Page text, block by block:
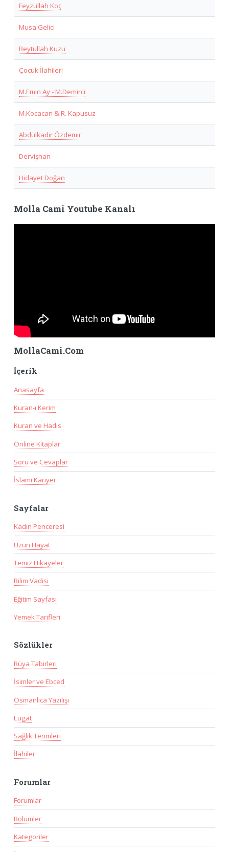
Feyzullah Koç
Musa Gelici
Beytullah Kuzu
Çocuk İlahileri
M.Emin Ay - M.Demirci
M.Kocacan & R. Kapusuz
Abdülkadir Özdemir
Dervişhan
Hidayet Doğan
Molla Cami Youtube Kanalı
MollaCami.Com
İçerik
Anasayfa
Kuran-ı Kerim
Kuran ve Hadis
Online Kitaplar
Soru ve Cevaplar
İslami Kariyer
Sayfalar
Kadın Penceresi
Uzun Hayat
Temiz Hikayeler
Bilim Vadisi
Eğitim Sayfası
Yemek Tarifleri
Sözlükler
Rüya Tabirleri
İsimler ve Ebced
Osmanlıca Yazılışı
Lugat
Sağlık Terimleri
İlahiler
Forumlar
Forumlar
Bölümler
Kategoriler